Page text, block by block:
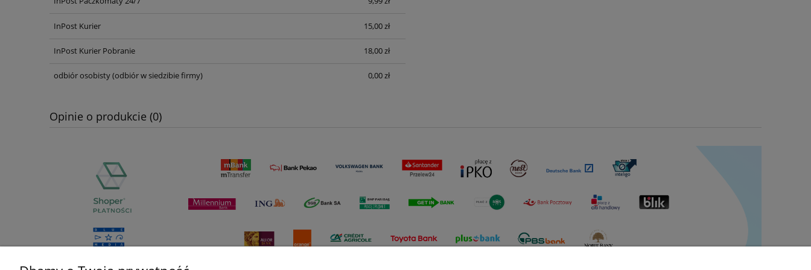
InPost Kurier 15,00 zł
InPost Kurier Pobranie 18,00 zł
odbiór osobisty(odbiór w siedzibie firmy) 0,00 zł
Opinie o produkcie (0)